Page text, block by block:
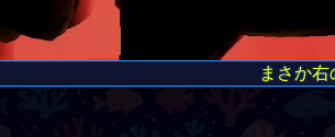
まさか